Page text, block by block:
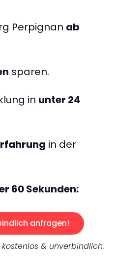
Perpignan ab
sparen.
in unter 24
in der
60 Sekunden:
anfragen!
kostenlos & unverbindlich.